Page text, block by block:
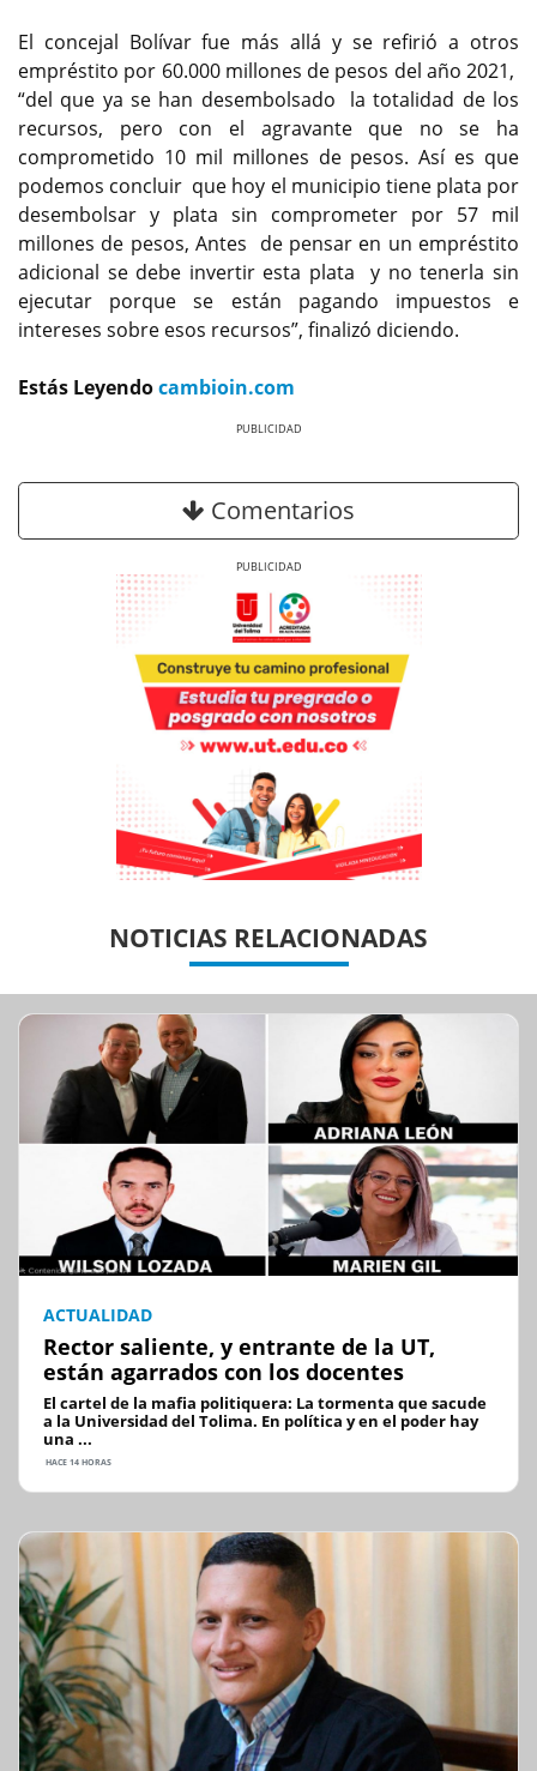
El concejal Bolívar fue más allá y se refirió a otros
empréstito por 60.000 millones de pesos del año 2021,
“del que ya se han desembolsado la totalidad de los
recursos, pero con el agravante que no se ha
comprometido 10 mil millones de pesos. Así es que
podemos concluir que hoy el municipio tiene plata por
desembolsar y plata sin comprometer por 57 mil
millones de pesos, Antes de pensar en un empréstito
adicional se debe invertir esta plata y no tenerla sin
ejecutar porque se están pagando impuestos e
intereses sobre esos recursos”, finalizó diciendo.
Estás Leyendocambioin.com
Comentarios
NOTICIAS RELACIONADAS
ACTUALIDAD
Rector saliente, y entrante de la UT,
están agarrados con los docentes
El cartel de la mafia politiquera: La tormenta que sacude
a la Universidad del Tolima. En política y en el poder hay
una ...
HACE 14 HORAS